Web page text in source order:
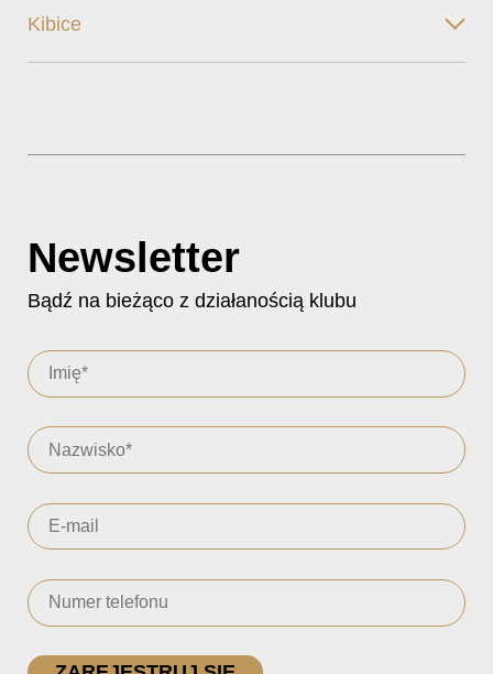
Kibice
Newsletter
Bądź na bieżąco z działanością klubu